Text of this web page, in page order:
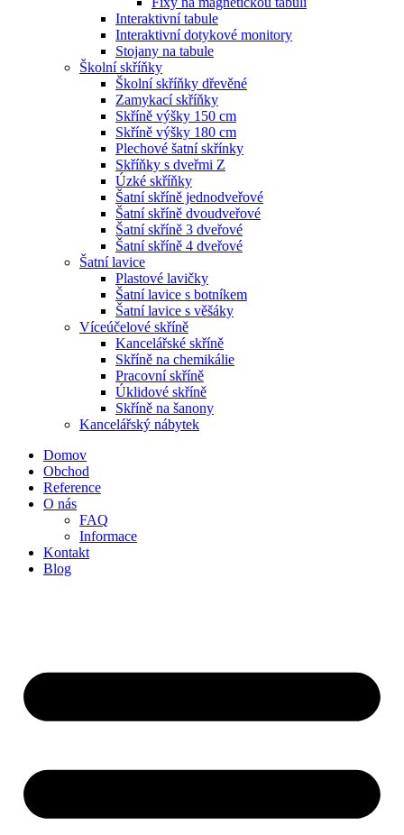
Interaktivní tabule
Interaktivní dotykové monitory
Stojany na tabule
Školní skříňky
Školní skříňky dřevěné
Zamykací skříňky
Skříně výšky 150 cm
Skříně výšky 180 cm
Plechové šatní skřínky
Skříňky s dveřmi Z
Úzké skříňky
Šatní skříně jednodveřové
Šatní skříně dvoudveřové
Šatní skříně 3 dveřové
Šatní skříně 4 dveřové
Šatní lavice
Plastové lavičky
Šatní lavice s botníkem
Šatní lavice s věšáky
Víceúčelové skříně
Kancelářské skříně
Skříně na chemikálie
Pracovní skříně
Úklidové skříně
Skříně na šanony
Kancelářský nábytek
Domov
Obchod
Reference
O nás
FAQ
Informace
Kontakt
Blog